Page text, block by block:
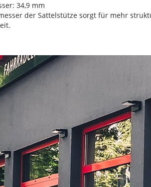
34,9 mm
der Sattelstütze sorgt für mehr